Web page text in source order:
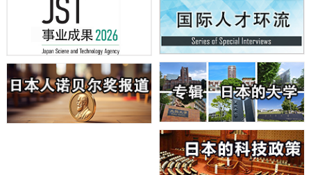
日本学术会议：为保持土壤健康应采取哪些措施？探讨土壤保护与强化
的具体对策
科学研究
大阪大学开发基于水氢键网络的温度预测新方法，AI从分子排列信息中
高精度解读
经济・社会
【AI法上篇】如何对“将人生交给AI”保持危机感——中央大学平野晋教
授专访
科学研究
庆应义塾大学阐明脑内“游击手”小胶质细胞包裹保护受损神经细胞的机
制，有望用于开发阿尔茨海默病等疾病疗法
日本东北大学与横滨橡胶全球首次从纳米尺度揭示橡胶—黄铜粘接界面
劣化抑制机制，为提升轮胎安全性与耐久性的材料设计开辟道路
日本科学未来馆 科学交
流员